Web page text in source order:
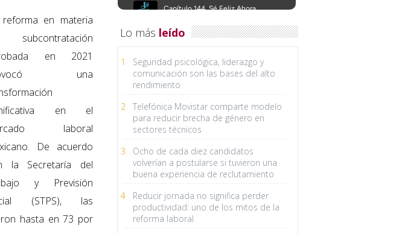
en materia
subcontratación
en 2021
una
en el
laboral
De acuerdo
la Secretaría del
y Previsión
(STPS), las
hasta en 73 por
Lo más leído
1
Seguridad psicológica, liderazgo y
comunicación son las bases del alto
rendimiento
2
Telefónica Movistar comparte modelo
para reducir brecha de género en
sectores técnicos
3
Ocho de cada diez candidatos
volverían a postularse si tuvieron una
buena experiencia de reclutamiento
4
Reducir jornada no significa perder
productividad: uno de los mitos de la
reforma laboral